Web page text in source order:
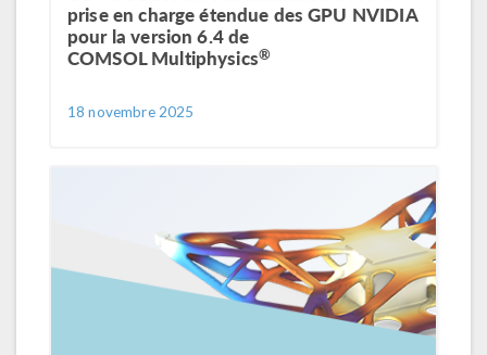
prise en charge étendue des GPU NVIDIA
pour la version 6.4 de
COMSOL Multiphysics®
18 novembre 2025